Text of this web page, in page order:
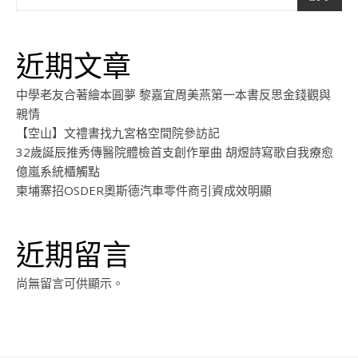
近期文章
中學老友合著繪本圓夢 黎嘉宜周美燕第一本書反思金錢觀與
親情
【空山】文禮書找九宮格空間院參訪記
32歲誕辰推秀傳醫院體檢首支創作單曲 胡煜詩寫歌自我療愈
億嵐系統櫃觸點
柬埔寨招OSDER奧斯德汽車零件商引資成效明顯
近期留言
尚無留言可供顯示。